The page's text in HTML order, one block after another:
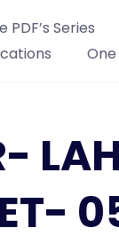
PDF’s Series